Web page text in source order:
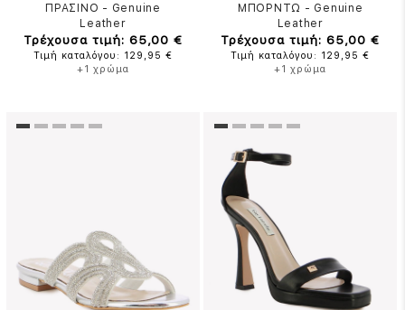
ΠΡΑΣΙΝΟ - Genuine
Leather
Τρέχουσα τιμή: 65,00 €
Τιμή καταλόγου: 129,95 €
+1 χρώμα
ΜΠΟΡΝΤΩ - Genuine
Leather
Τρέχουσα τιμή: 65,00 €
Τιμή καταλόγου: 129,95 €
+1 χρώμα